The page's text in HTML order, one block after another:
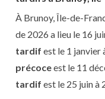
À Brunoy, Île-de-
de 2026 a lieu le 16
tardif est le 1 janvier
précoceest le 11
tardif est le 25 juin à